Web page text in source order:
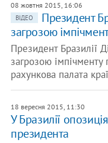
08 жовтня 2015, 16:06
ВІДЕО
Президент
загрозою
Президент Бразилії
загрозою імпічменту
рахункова палата
18 вересня 2015, 11:30
У Бразилії
президента